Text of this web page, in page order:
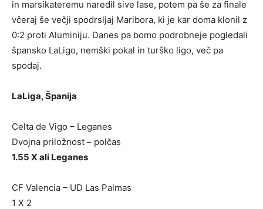
in marsikateremu naredil sive lase, potem pa še za finale
včeraj še večji spodrsljaj Maribora, ki je kar doma klonil z
0:2 proti Aluminiju. Danes pa bomo podrobneje pogledali
špansko LaLigo, nemški pokal in turško ligo, več pa
spodaj.
LaLiga, Španija
Celta de Vigo – Leganes
Dvojna priložnost – polčas
1.55 X ali Leganes
CF Valencia – UD Las Palmas
1 X 2